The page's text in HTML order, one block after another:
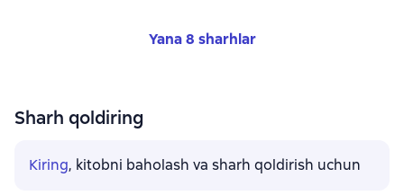
Yana 8 sharhlar
Sharh qoldiring
Kiring, kitobni baholash va sharh qoldirish uchun